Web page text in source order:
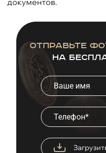
Отправьте
на